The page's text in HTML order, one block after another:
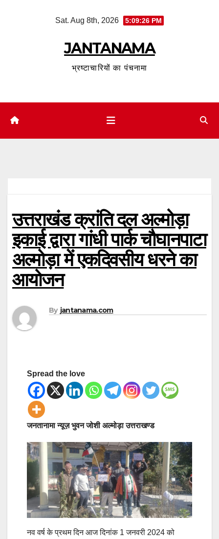
Sat. Aug 8th, 2026 5:09:26 PM
JANTANAMA
भ्रष्टाचारियों का पंचनामा
उत्तराखंड क्रांति दल अल्मोड़ा
इकाई द्वारा गांधी पार्क चौघानपाटा
अल्मोड़ा में एकदिवसीय धरने का
आयोजन
By jantanama.com
Spread the love
जनतानामा न्यूज़ भुवन जोशी अल्मोड़ा उत्तराखण्ड
नव वर्ष के प्रथम दिन आज दिनांक 1 जनवरी 2024 को